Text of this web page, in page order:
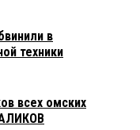
в
техники
всех омских